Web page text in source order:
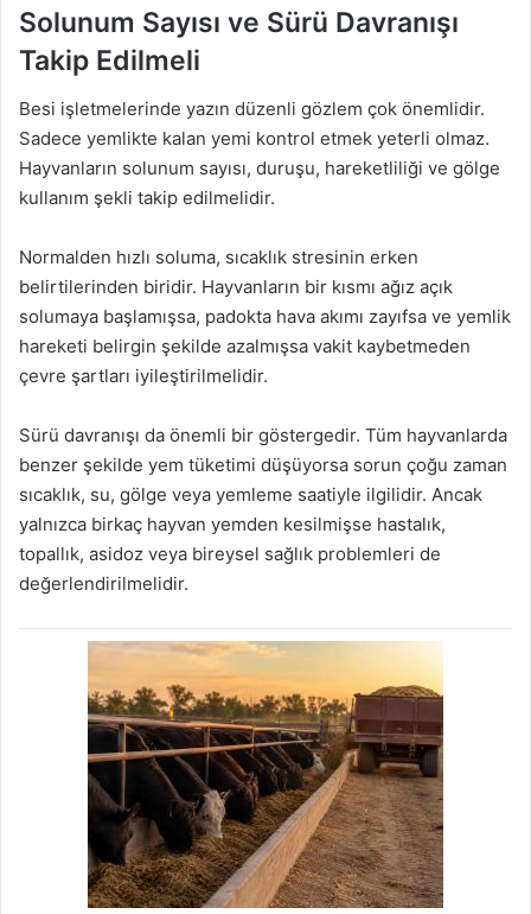
Solunum Sayısı ve Sürü Davranışı
Takip Edilmeli
Besi işletmelerinde yazın düzenli gözlem çok önemlidir.
Sadece yemlikte kalan yemi kontrol etmek yeterli olmaz.
Hayvanların solunum sayısı, duruşu, hareketliliği ve gölge
kullanım şekli takip edilmelidir.
Normalden hızlı soluma, sıcaklık stresinin erken
belirtilerinden biridir. Hayvanların bir kısmı ağız açık
solumaya başlamışsa, padokta hava akımı zayıfsa ve yemlik
hareketi belirgin şekilde azalmışsa vakit kaybetmeden
çevre şartları iyileştirilmelidir.
Sürü davranışı da önemli bir göstergedir. Tüm hayvanlarda
benzer şekilde yem tüketimi düşüyorsa sorun çoğu zaman
sıcaklık, su, gölge veya yemleme saatiyle ilgilidir. Ancak
yalnızca birkaç hayvan yemden kesilmişse hastalık,
topallık, asidoz veya bireysel sağlık problemleri de
değerlendirilmelidir.